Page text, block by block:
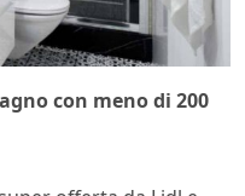
con meno di 200